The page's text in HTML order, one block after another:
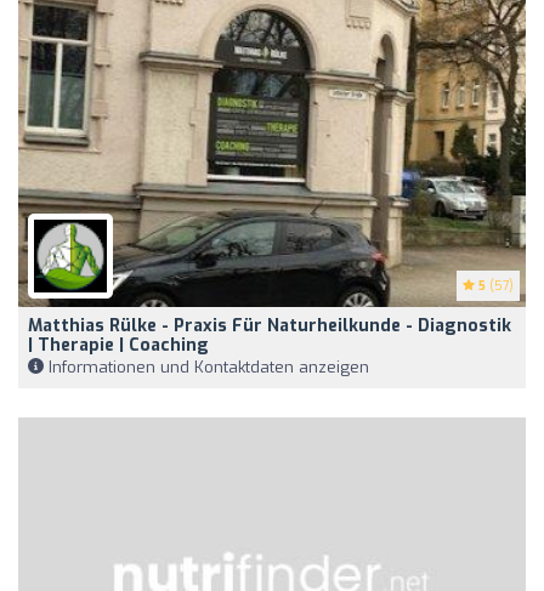
5 (57)
Matthias Rülke - Praxis Für Naturheilkunde - Diagnostik
| Therapie | Coaching
Informationen und Kontaktdaten anzeigen